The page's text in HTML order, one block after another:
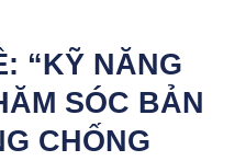
“KỸ NĂNG
SÓC BẢN
CHỐNG